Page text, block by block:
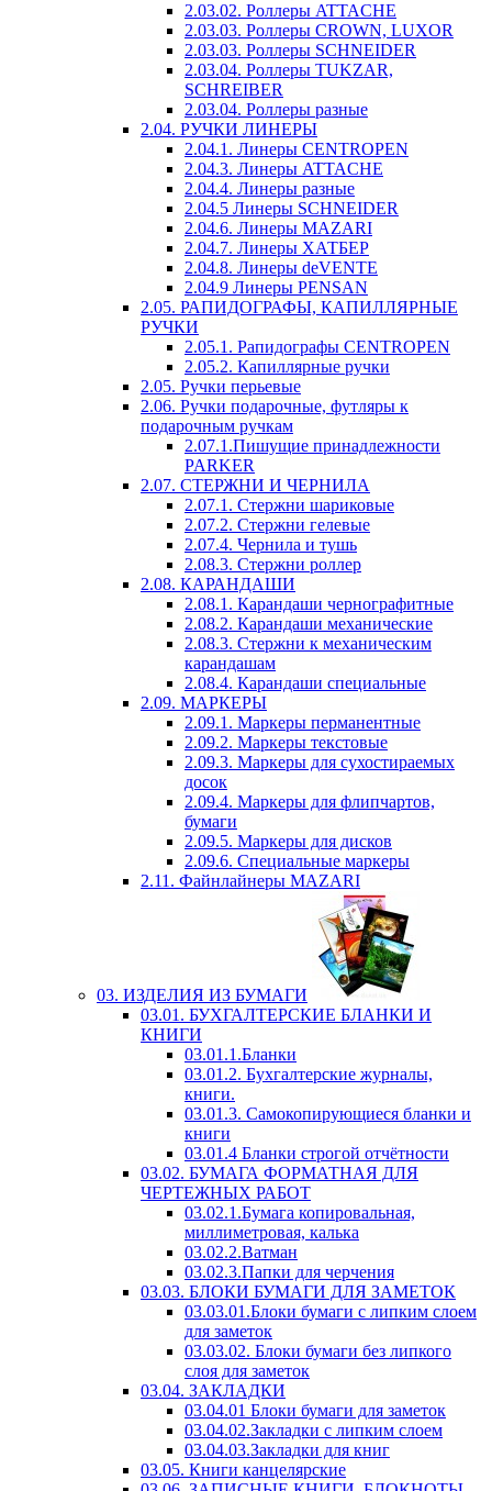
2.03.02. Роллеры ATTACHE
2.03.03. Роллеры CROWN, LUXOR
2.03.03. Роллеры SCHNEIDER
2.03.04. Роллеры TUKZAR,
SCHREIBER
2.03.04. Роллеры разные
2.04. РУЧКИ ЛИНЕРЫ
2.04.1. Линеры CENTROPEN
2.04.3. Линеры ATTACHE
2.04.4. Линеры разные
2.04.5 Линеры SCHNEIDER
2.04.6. Линеры MAZARI
2.04.7. Линеры ХАТБЕР
2.04.8. Линеры deVENTE
2.04.9 Линеры PENSAN
2.05. РАПИДОГРАФЫ, КАПИЛЛЯРНЫЕ
РУЧКИ
2.05.1. Рапидографы CENTROPEN
2.05.2. Капиллярные ручки
2.05. Ручки перьевые
2.06. Ручки подарочные, футляры к
подарочным ручкам
2.07.1.Пишущие принадлежности
PARKER
2.07. СТЕРЖНИ И ЧЕРНИЛА
2.07.1. Стержни шариковые
2.07.2. Стержни гелевые
2.07.4. Чернила и тушь
2.08.3. Стержни роллер
2.08. КАРАНДАШИ
2.08.1. Карандаши чернографитные
2.08.2. Карандаши механические
2.08.3. Стержни к механическим
карандашам
2.08.4. Карандаши специальные
2.09. МАРКЕРЫ
2.09.1. Маркеры перманентные
2.09.2. Маркеры текстовые
2.09.3. Маркеры для сухостираемых
досок
2.09.4. Маркеры для флипчартов,
бумаги
2.09.5. Маркеры для дисков
2.09.6. Специальные маркеры
2.11. Файнлайнеры MAZARI
03. ИЗДЕЛИЯ ИЗ БУМАГИ
03.01. БУХГАЛТЕРСКИЕ БЛАНКИ И
КНИГИ
03.01.1.Бланки
03.01.2. Бухгалтерские журналы,
книги.
03.01.3. Самокопирующиеся бланки и
книги
03.01.4 Бланки строгой отчётности
03.02. БУМАГА ФОРМАТНАЯ ДЛЯ
ЧЕРТЕЖНЫХ РАБОТ
03.02.1.Бумага копировальная,
миллиметровая, калька
03.02.2.Ватман
03.02.3.Папки для черчения
03.03. БЛОКИ БУМАГИ ДЛЯ ЗАМЕТОК
03.03.01.Блоки бумаги с липким слоем
для заметок
03.03.02. Блоки бумаги без липкого
слоя для заметок
03.04. ЗАКЛАДКИ
03.04.01 Блоки бумаги для заметок
03.04.02.Закладки с липким слоем
03.04.03.Закладки для книг
03.05. Книги канцелярские